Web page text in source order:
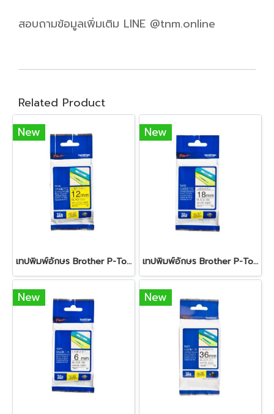
สอบถามข้อมูลเพิ่มเติม LINE @tnm.online
Related Product
New
เทปพิมพ์อักษร Brother P-Touch Tape TZE-631 (Black/Yellow) 12mm
New
เทปพิมพ์อักษร Brother P-Touch Tape TZE-241 (White/Black) 18mm
New New